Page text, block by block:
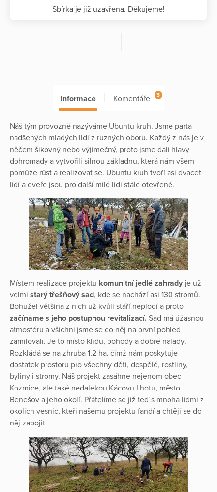
Sbírka je již uzavřena. Děkujeme!
Informace Komentáře 3
Náš tým provozně nazýváme Ubuntu kruh. Jsme parta
nadšených mladých lidí z různých oborů. Každý z nás je v
něčem šikovný nebo výjimečný, proto jsme dali hlavy
dohromady a vytvořili silnou základnu, která nám všem
pomůže růst a realizovat se. Ubuntu kruh tvoří asi dvacet
lidí a dveře jsou pro další milé lidi stále otevřené.
Místem realizace projektu komunitní jedlé zahrady je už
velmi starý třešňový sad, kde se nachází asi 130 stromů.
Bohužel většina z nich už kvůli stáří neplodí a proto
začínáme s jeho postupnou revitalizací. Sad má úžasnou
atmosféru a všichni jsme se do něj na první pohled
zamilovali. Je to místo klidu, pohody a dobré nálady.
Rozkládá se na zhruba 1,2 ha, čímž nám poskytuje
dostatek prostoru pro všechny děti, dospělé, rostliny,
byliny i stromy. Náš projekt zasáhne nejenom obec
Kozmice, ale také nedalekou Kácovu Lhotu, město
Benešov a jeho okolí. Přátelíme se již teď s mnoha lidmi z
okolích vesnic, kteří našemu projektu fandí a chtějí se do
něj zapojit.